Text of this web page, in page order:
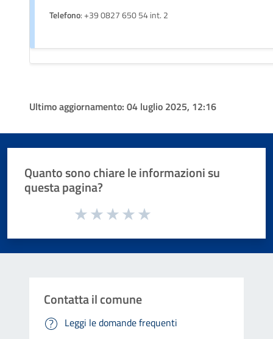
Telefono: +39 0827 650 54 int. 2
Ultimo aggiornamento: 04 luglio 2025, 12:16
Quanto sono chiare le informazioni su
questa pagina?
Valuta da 1 a 5 stelle la pagina
Contatta il comune
Leggi le domande frequenti